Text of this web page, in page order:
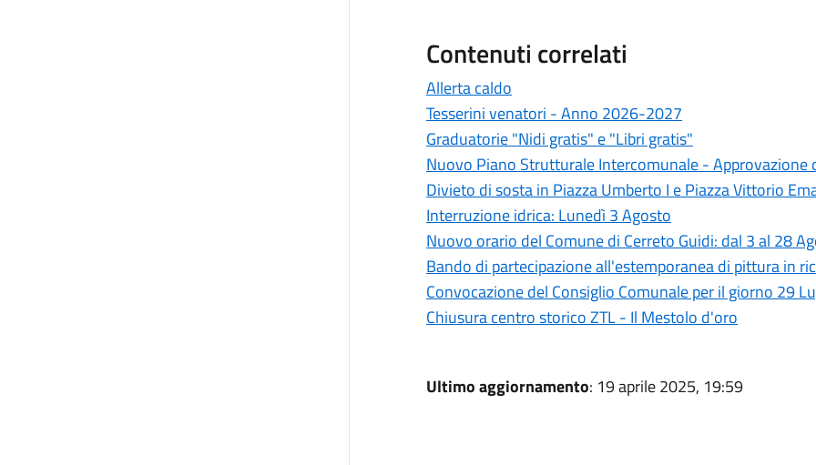
Contenuti correlati
Allerta caldo
Tesserini venatori - Anno 2026-2027
Graduatorie "Nidi gratis" e "Libri gratis"
Nuovo Piano Strutturale Intercomunale - Approvazione
Divieto di sosta in Piazza Umberto I e Piazza Vittorio
Interruzione idrica: Lunedì 3 Agosto
Nuovo orario del Comune di Cerreto Guidi: dal 3 al 28
Bando di partecipazione all'estemporanea di pittura in
Convocazione del Consiglio Comunale per il giorno 29
Chiusura centro storico ZTL - Il Mestolo d'oro
Ultimo aggiornamento: 19 aprile 2025, 19:59